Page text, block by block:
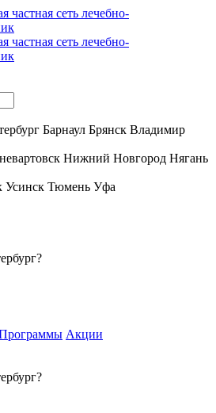
Барнаул Брянск Владимир
Нижний Новгород Нягань
Усинск Тюмень Уфа
Акции